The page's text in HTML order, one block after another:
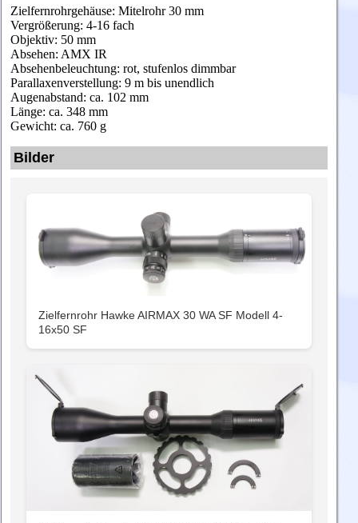
Zielfernrohrgehäuse: Mitelrohr 30 mm
Vergrößerung: 4-16 fach
Objektiv: 50 mm
Absehen: AMX IR
Absehenbeleuchtung: rot, stufenlos dimmbar
Parallaxenverstellung: 9 m bis unendlich
Augenabstand: ca. 102 mm
Länge: ca. 348 mm
Gewicht: ca. 760 g
Bilder
Zielfernrohr Hawke AIRMAX 30 WA SF Modell 4-
16x50 SF